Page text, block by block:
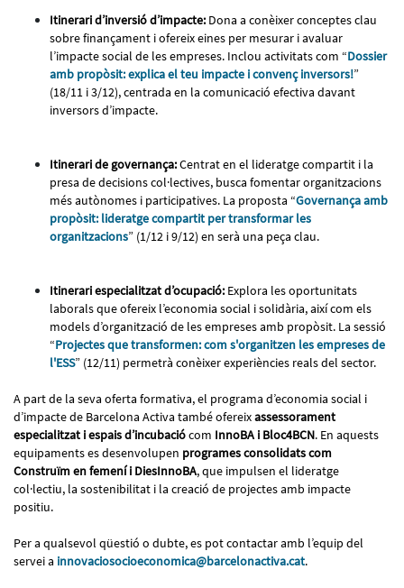
Itinerari d’inversió d’impacte: Dona a conèixer conceptes clau
sobre finançament i ofereix eines per mesurar i avaluar
l’impacte social de les empreses. Inclou activitats com “Dossier
amb propòsit: explica el teu impacte i convenç inversors!”
(18/11 i 3/12), centrada en la comunicació efectiva davant
inversors d’impacte.
Itinerari de governança:Centrat en el lideratge compartit i la
presa de decisions col·lectives, busca fomentar organitzacions
més autònomes i participatives. La proposta “Governança amb
propòsit: lideratge compartit per transformar les
organitzacions” (1/12 i 9/12) en serà una peça clau.
Itinerari especialitzat d’ocupació: Explora les oportunitats
laborals que ofereix l’economia social i solidària, així com els
models d’organització de les empreses amb propòsit. La sessió
“Projectes que transformen: com s'organitzen les empreses de
l'ESS” (12/11) permetrà conèixer experiències reals del sector.
A part de la seva oferta formativa, el programa d’economia social i
d’impacte de Barcelona Activa també ofereixassessorament
especialitzat i espais d’incubaciócom InnoBA i Bloc4BCN. En aquests
equipaments es desenvolupen programes consolidats com
Construïm en femení i DiesInnoBA, que impulsen el lideratge
col·lectiu, la sostenibilitat i la creació de projectes amb impacte
positiu.
Per a qualsevol qüestió o dubte, es pot contactar amb l’equip del
servei a innovaciosocioeconomica@barcelonactiva.cat.